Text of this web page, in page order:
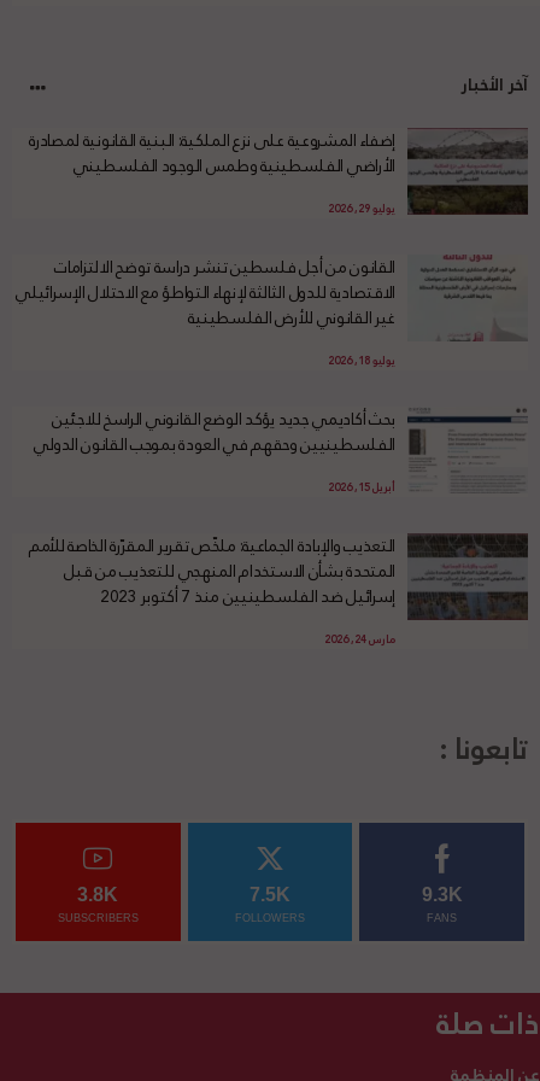
آخر الأخبار
إضفاء المشروعية على نزع الملكية: البنية القانونية لمصادرة
الأراضي الفلسطينية وطمس الوجود الفلسطيني
يوليو 29, 2026
القانون من أجل فلسطين تنشر دراسة توضح الالتزامات
الاقتصادية للدول الثالثة لإنهاء التواطؤ مع الاحتلال الإسرائيلي
غير القانوني للأرض الفلسطينية
يوليو 18, 2026
بحث أكاديمي جديد يؤكد الوضع القانوني الراسخ للاجئين
الفلسطينيين وحقهم في العودة بموجب القانون الدولي
أبريل 15, 2026
التعذيب والإبادة الجماعية: ملخّص تقرير المقرّرة الخاصة للأمم
المتحدة بشأن الاستخدام المنهجي للتعذيب من قبل
إسرائيل ضد الفلسطينيين منذ 7 أكتوبر 2023
مارس 24, 2026
تابعونا :
9.3K
FANS
7.5K
FOLLOWERS
3.8K
SUBSCRIBERS
ذات صلة